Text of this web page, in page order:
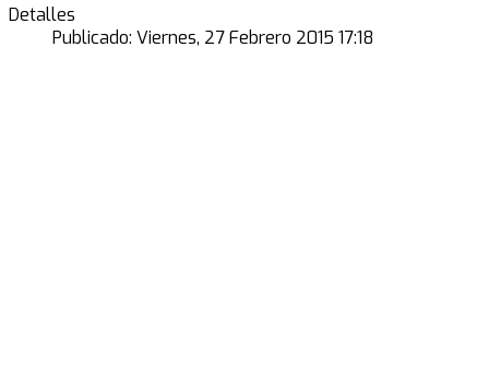
Detalles
Publicado: Viernes, 27 Febrero 2015 17:18